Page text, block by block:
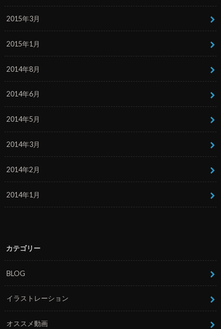
2015年3月
2015年1月
2014年8月
2014年6月
2014年5月
2014年3月
2014年2月
2014年1月
カテゴリー
BLOG
イラストレーション
オススメ動画